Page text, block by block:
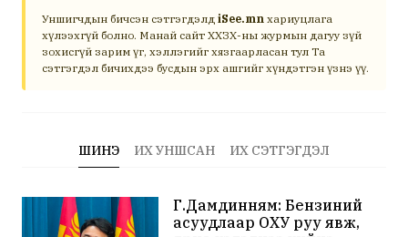
Уншигчдын бичсэн сэтгэгдэлд iSee.mn хариуцлага
хүлээхгүй болно. Манай сайт ХХЗХ-ны журмын дагуу зүй
зохисгүй зарим үг, хэллэгийг хязгаарласан тул Та
сэтгэгдэл бичихдээ бусдын эрх ашгийг хүндэтгэн үзнэ үү.
ШИНЭ ИХ УНШСАН ИХ СЭТГЭГДЭЛ
Г.Дамдинням: Бензиний
асуудлаар ОХУ руу явж,